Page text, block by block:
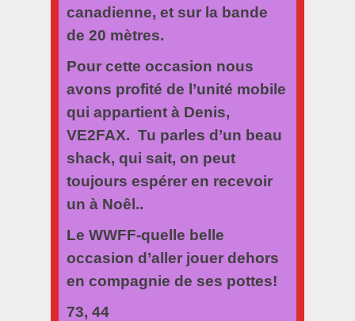
canadienne, et sur la bande
de 20 mètres.
Pour cette occasion nous
avons profité de l’unité mobile
qui appartient à Denis,
VE2FAX. Tu parles d’un beau
shack, qui sait, on peut
toujours espérer en recevoir
un à Noêl..
Le WWFF-quelle belle
occasion d’aller jouer dehors
en compagnie de ses pottes!
73, 44